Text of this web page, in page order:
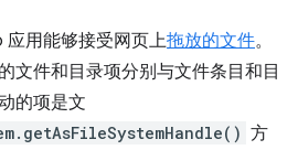
应用能够接受网页上拖放的文件。
文件和目录项分别与文件条目和目
的项是文
方